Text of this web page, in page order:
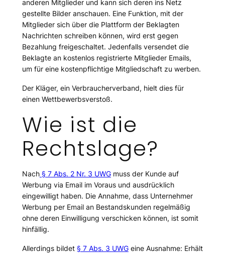
anderen Mitglieder und kann sich deren ins Netz
gestellte Bilder anschauen. Eine Funktion, mit der
Mitglieder sich über die Plattform der Beklagten
Nachrichten schreiben können, wird erst gegen
Bezahlung freigeschaltet. Jedenfalls versendet die
Beklagte an kostenlos registrierte Mitglieder Emails,
um für eine kostenpflichtige Mitgliedschaft zu werben.
Der Kläger, ein Verbraucherverband, hielt dies für
einen Wettbewerbsverstoß.
Wie ist die
Rechtslage?
Nach§ 7 Abs. 2 Nr. 3 UWGmuss der Kunde auf
Werbung via Email im Voraus und ausdrücklich
eingewilligt haben. Die Annahme, dass Unternehmer
Werbung per Email an Bestandskunden regelmäßig
ohne deren Einwilligung verschicken können, ist somit
hinfällig.
Allerdings bildet § 7 Abs. 3 UWGeine Ausnahme: Erhält